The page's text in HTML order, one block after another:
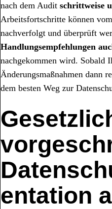
nach dem Audit schrittweise
Arbeitsfortschritte können
nachverfolgt und überprüft
Handlungsempfehlungen
nachgekommen wird. Sobald
Änderungsmaßnahmen dann
dem besten Weg zur
entation